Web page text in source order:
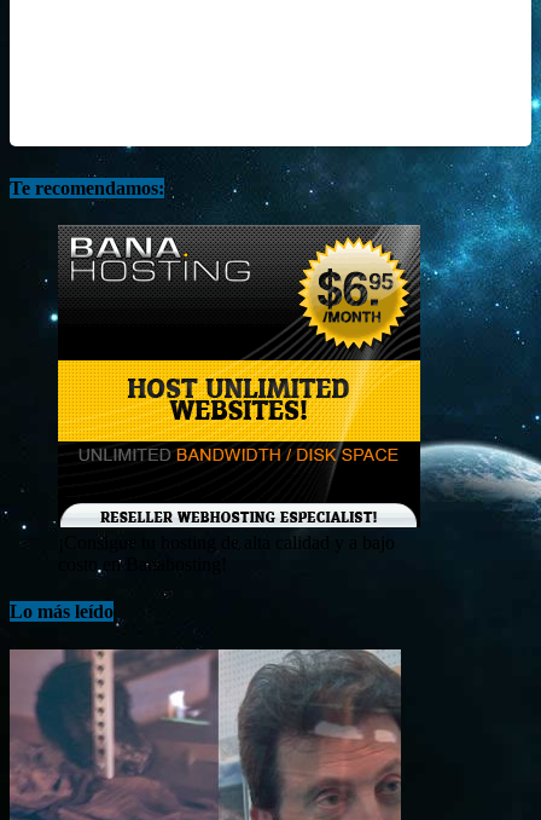
Te recomendamos:
¡Consigue tu hosting de alta calidad y a bajo
costo en Banahosting!
Lo más leído